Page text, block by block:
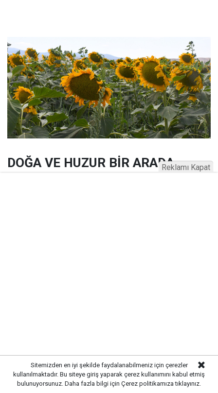
DOĞA VE HUZUR BİR ARADA
istiyor.
Sitemizden en iyi şekilde faydalanabilmeniz için çerezler
kullanılmaktadır. Bu siteye giriş yaparak çerez kullanımını kabul etmiş
bulunuyorsunuz. Daha fazla bilgi için Çerez politikamıza tıklayınız.
Reklamı Kapat